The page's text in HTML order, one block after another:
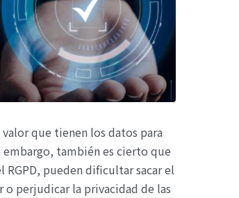
que tienen los datos para
también es cierto que
RGPD, pueden dificultar sacar el
perjudicar la privacidad de las